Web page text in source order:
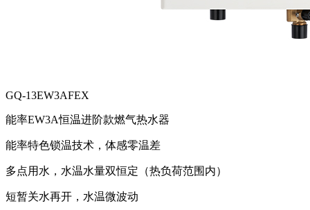
GQ-13EW3AFEX
能率EW3A恒温进阶款燃气热水器
能率特色锁温技术，体感零温差
多点用水，水温水量双恒定（热负荷范围内）
短暂关水再开，水温微波动